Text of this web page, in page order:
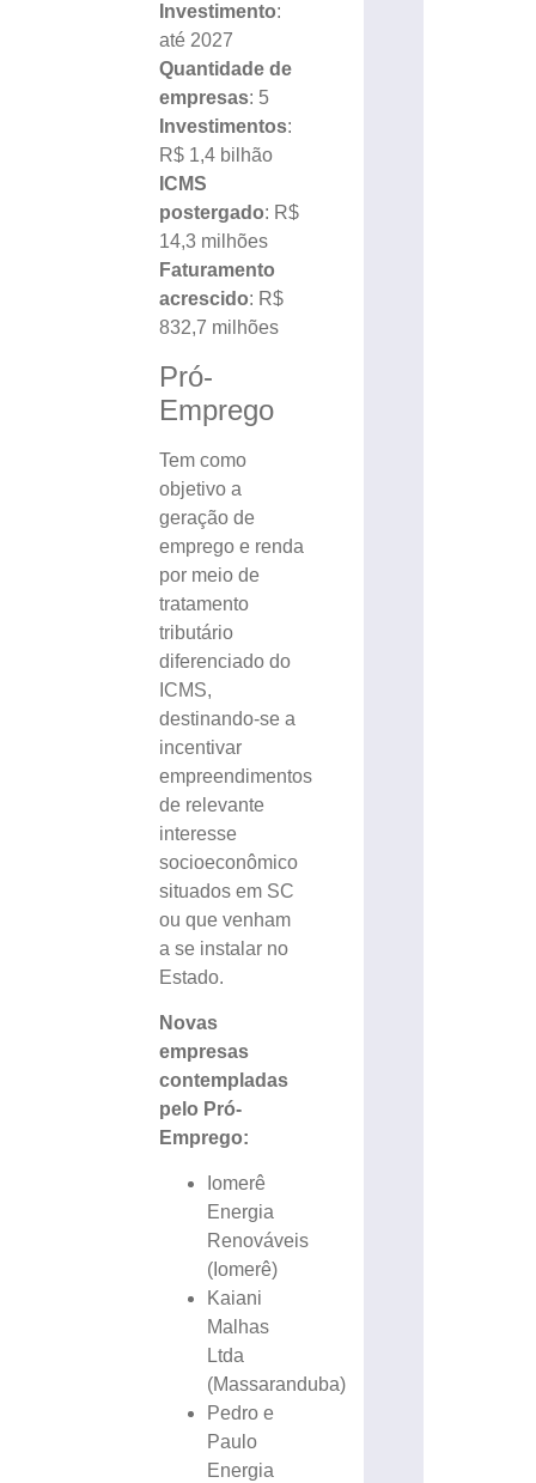
Investimento:
até 2027
Quantidade de
empresas: 5
Investimentos:
R$ 1,4 bilhão
ICMS
postergado: R$
14,3 milhões
Faturamento
acrescido: R$
832,7 milhões
Pró-
Emprego
Tem como
objetivo a
geração de
emprego e renda
por meio de
tratamento
tributário
diferenciado do
ICMS,
destinando-se a
incentivar
empreendimentos
de relevante
interesse
socioeconômico
situados em SC
ou que venham
a se instalar no
Estado.
Novas
empresas
contempladas
pelo Pró-
Emprego:
Iomerê
Energia
Renováveis
(Iomerê)
Kaiani
Malhas
Ltda
(Massaranduba)
Pedro e
Paulo
Energia